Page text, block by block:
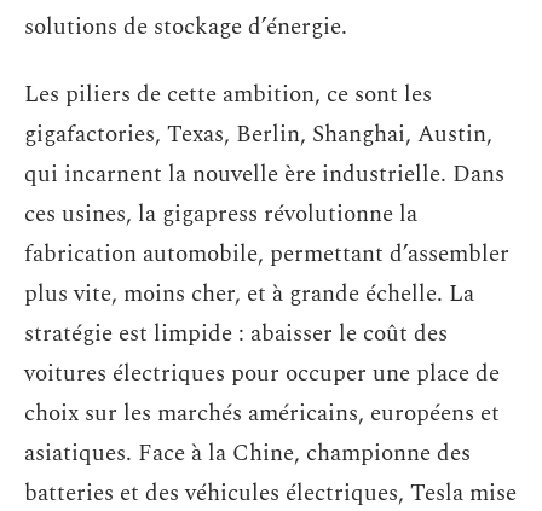
solutions de stockage d’énergie.
Les piliers de cette ambition, ce sont les
gigafactories, Texas, Berlin, Shanghai, Austin,
qui incarnent la nouvelle ère industrielle. Dans
ces usines, la gigapress révolutionne la
fabrication automobile, permettant d’assembler
plus vite, moins cher, et à grande échelle. La
stratégie est limpide : abaisser le coût des
voitures électriques pour occuper une place de
choix sur les marchés américains, européens et
asiatiques. Face à la Chine, championne des
batteries et des véhicules électriques, Tesla mise